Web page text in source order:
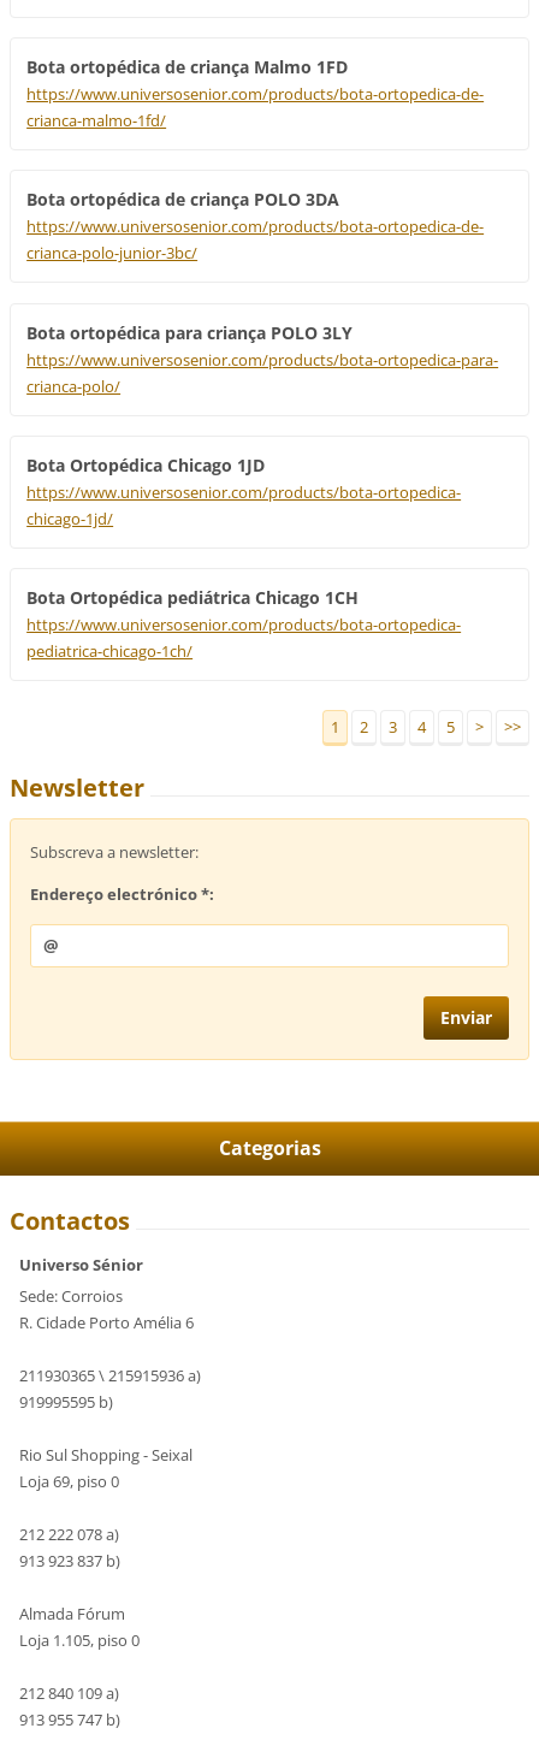
Bota ortopédica de criança Malmo 1FD
https://www.universosenior.com/products/bota-ortopedica-de-
crianca-malmo-1fd/
Bota ortopédica de criança POLO 3DA
https://www.universosenior.com/products/bota-ortopedica-de-
crianca-polo-junior-3bc/
Bota ortopédica para criança POLO 3LY
https://www.universosenior.com/products/bota-ortopedica-para-
crianca-polo/
Bota Ortopédica Chicago 1JD
https://www.universosenior.com/products/bota-ortopedica-
chicago-1jd/
Bota Ortopédica pediátrica Chicago 1CH
https://www.universosenior.com/products/bota-ortopedica-
pediatrica-chicago-1ch/
1 2 3 4 5 > >>
Newsletter
Subscreva a newsletter:
Endereço electrónico *:
Categorias
Contactos
Universo Sénior
Sede: Corroios
R. Cidade Porto Amélia 6
211930365 \ 215915936 a)
919995595 b)
Rio Sul Shopping - Seixal
Loja 69, piso 0
212 222 078 a)
913 923 837 b)
Almada Fórum
Loja 1.105, piso 0
212 840 109 a)
913 955 747 b)